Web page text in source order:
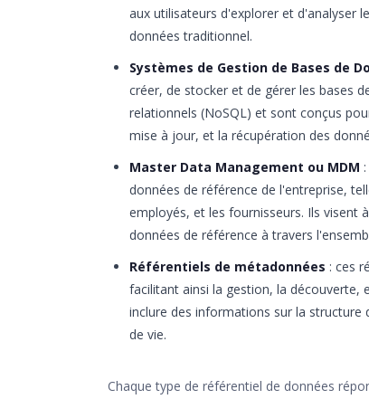
aux utilisateurs d'explorer et d'analyser
données traditionnel.
Systèmes de Gestion de Bases de
créer, de stocker et de gérer les bases
relationnels (NoSQL) et sont conçus
mise à jour, et la récupération des
Master Data Management ou MDM
données de référence de l'entreprise,
employés, et les fournisseurs. Ils visent
données de référence à travers
Référentiels de métadonnées : ces
facilitant ainsi la gestion, la découverte,
inclure des informations sur la structure
de vie.
Chaque type de référentiel de données